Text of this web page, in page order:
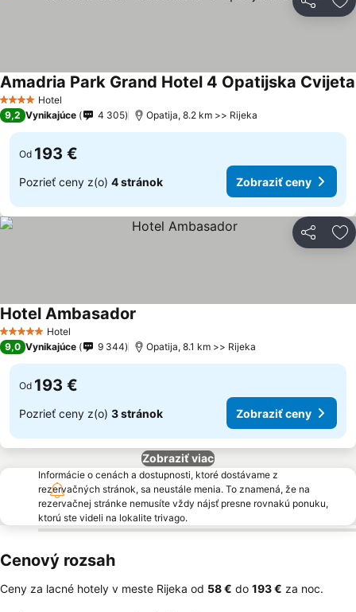
Zdieľať
4 Počet hviezdičiek
Hotel
Amadria Park Grand Hotel 4 Opatijska Cvijeta
9,2 Vynikajúce 4 305 Opatija, 8.2 km >> Rijeka
Od 193 €
Pozrieť ceny z(o) 4 stránok Zobraziť ceny
Zdieľať
5 Počet hviezdičiek
Hotel
Hotel Ambasador
9,0 Vynikajúce 9 344 Opatija, 8.1 km >> Rijeka
Od 193 €
Pozrieť ceny z(o) 3 stránok Zobraziť ceny
Zobraziť viac
Informácie o cenách a dostupnosti, ktoré dostávame z
rezervačných stránok, sa neustále menia. To znamená, že na
rezervačnej stránke nemusíte vždy nájsť presne rovnakú ponuku,
ktorú ste videli na lokalite trivago.
Cenový rozsah
Ceny za lacné hotely v meste Rijeka od ‎58 € do ‎193 € za noc.